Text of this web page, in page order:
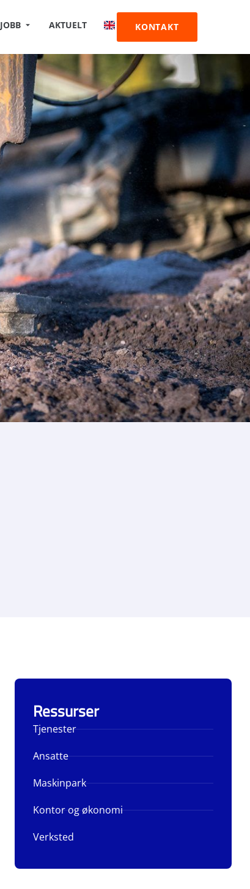
JOBB AKTUELT KONTAKT
Ressurser
Tjenester
Ansatte
Maskinpark
Kontor og økonomi
Verksted